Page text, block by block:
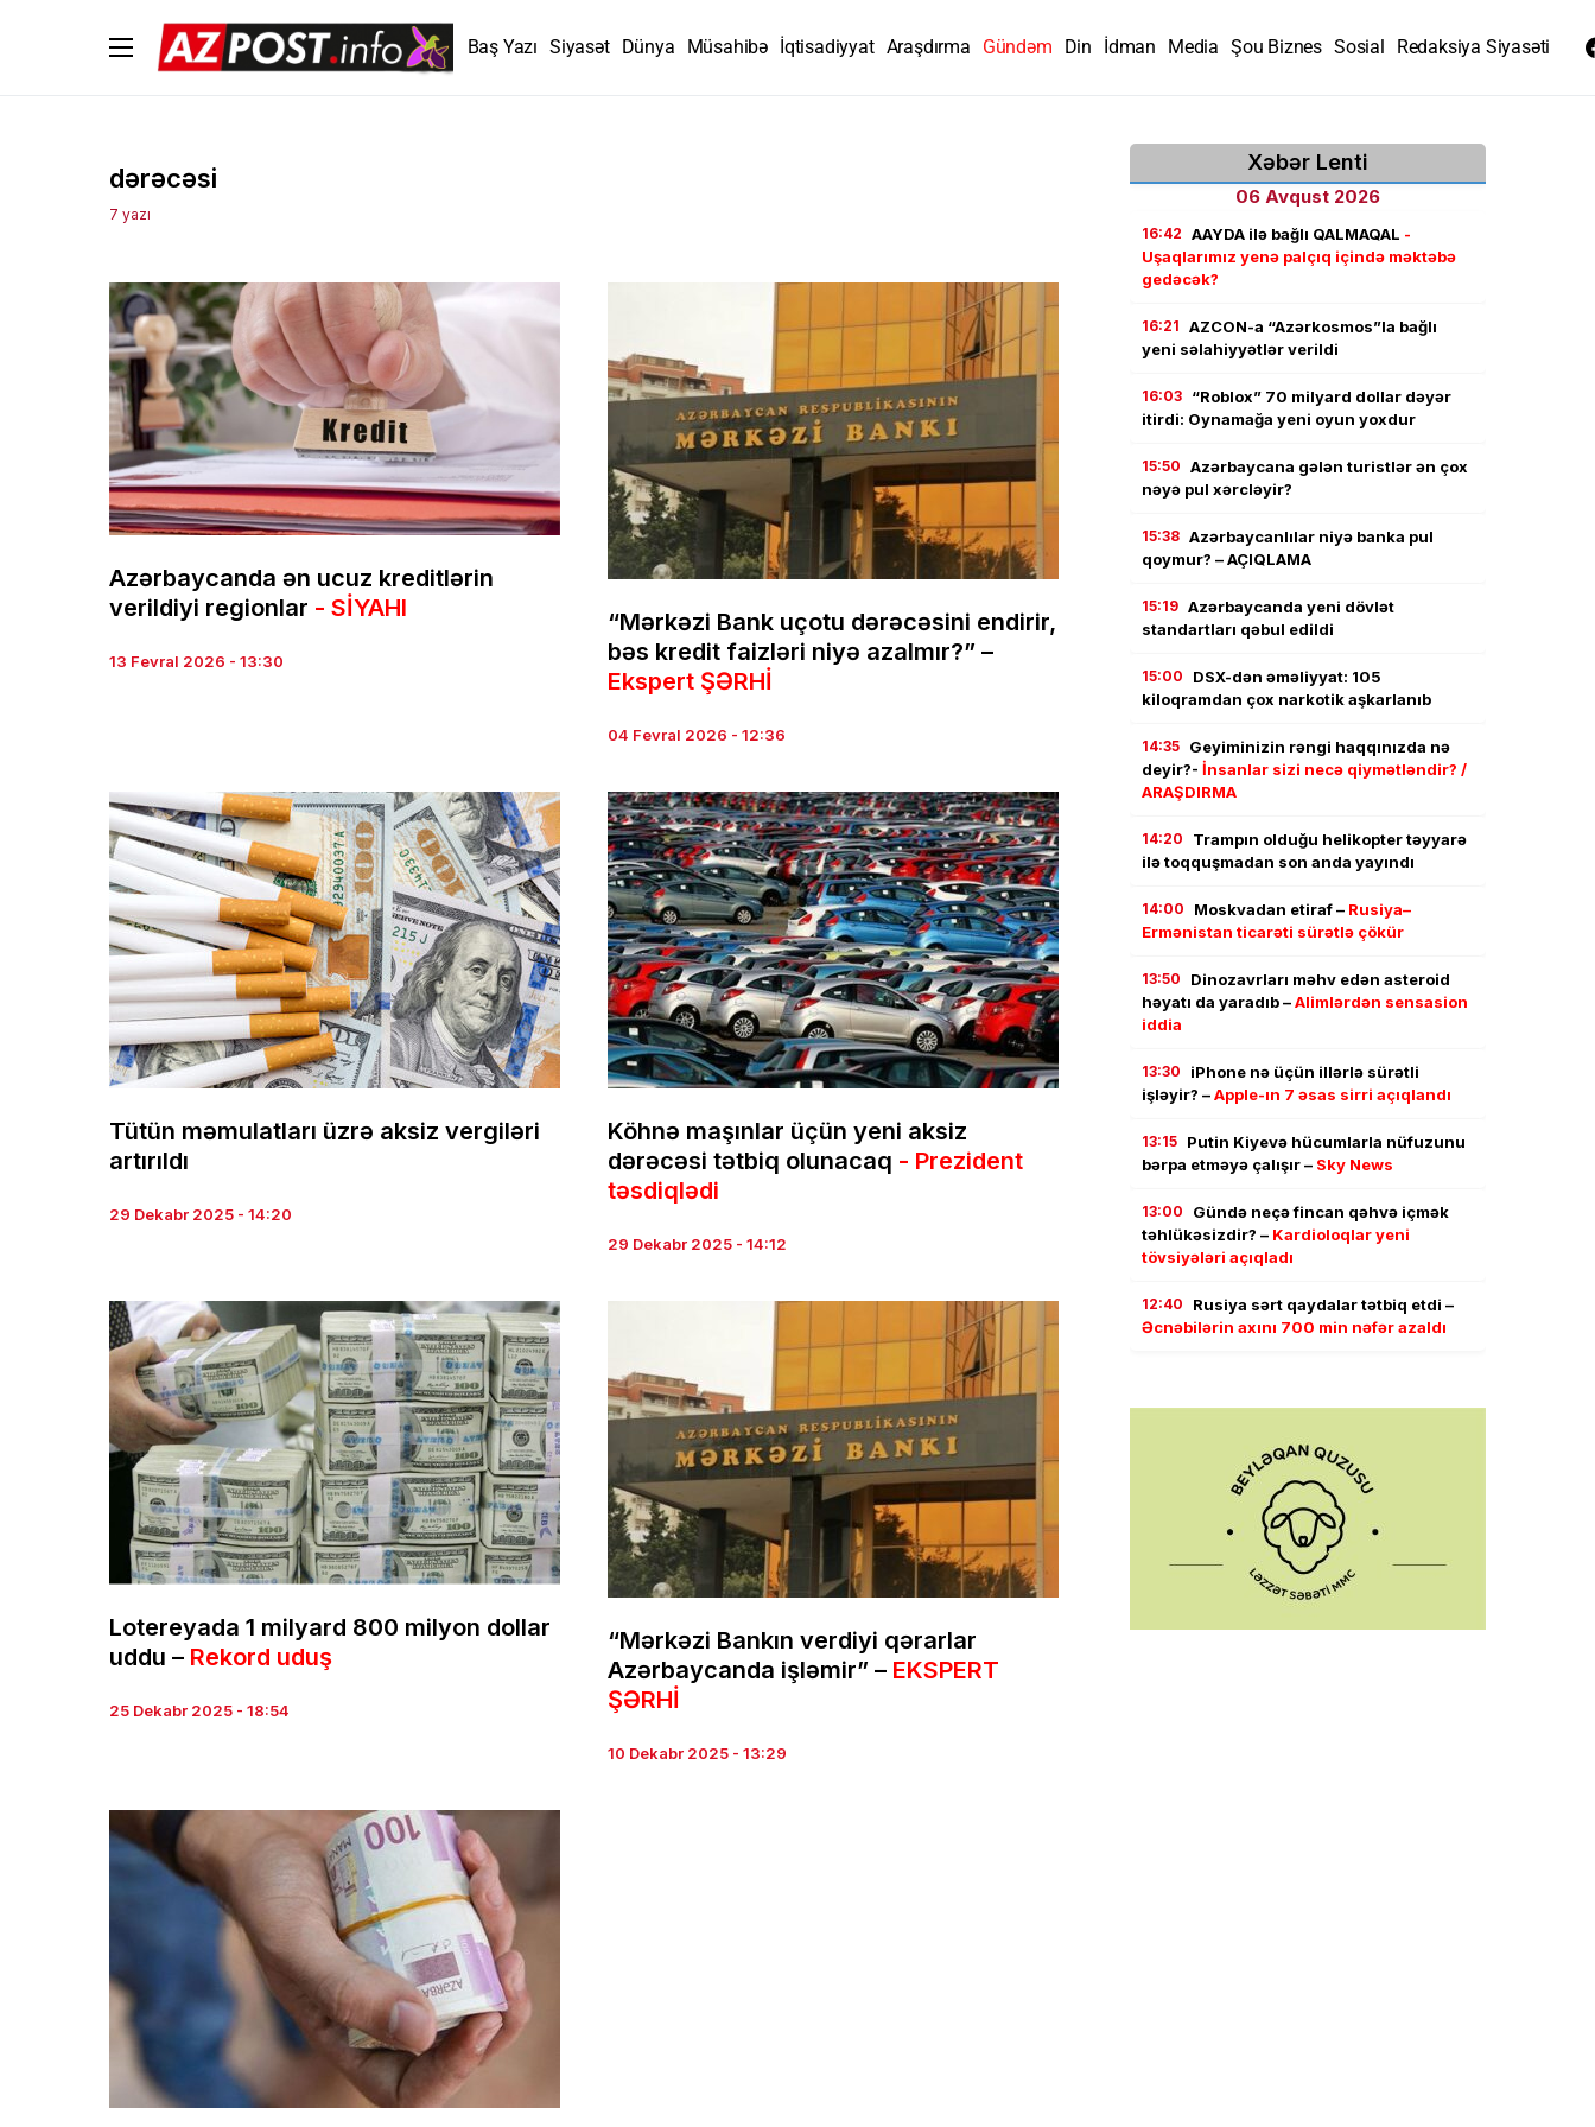
Baş Yazı Siyasət Dünya Müsahibə İqtisadiyyat Araşdırma Gündəm Din İdman Media Şou Biznes Sosial Redaksiya Siyasəti
dərəcəsi
7 yazı
Azərbaycanda ən ucuz kreditlərin
verildiyi regionlar - SİYAHI
13 Fevral 2026 - 13:30
“Mərkəzi Bank uçotu dərəcəsini endirir,
bəs kredit faizləri niyə azalmır?” –
Ekspert ŞƏRHİ
04 Fevral 2026 - 12:36
Tütün məmulatları üzrə aksiz vergiləri
artırıldı
29 Dekabr 2025 - 14:20
Köhnə maşınlar üçün yeni aksiz
dərəcəsi tətbiq olunacaq - Prezident
təsdiqlədi
29 Dekabr 2025 - 14:12
Lotereyada 1 milyard 800 milyon dollar
uddu – Rekord uduş
25 Dekabr 2025 - 18:54
“Mərkəzi Bankın verdiyi qərarlar
Azərbaycanda işləmir” – EKSPERT
ŞƏRHİ
10 Dekabr 2025 - 13:29
Xəbər Lenti
06 Avqust 2026
16:42 AAYDA ilə bağlı QALMAQAL -
Uşaqlarımız yenə palçıq içində məktəbə
gedəcək?
16:21 AZCON-a “Azərkosmos”la bağlı
yeni səlahiyyətlər verildi
16:03 “Roblox” 70 milyard dollar dəyər
itirdi: Oynamağa yeni oyun yoxdur
15:50 Azərbaycana gələn turistlər ən çox
nəyə pul xərcləyir?
15:38 Azərbaycanlılar niyə banka pul
qoymur? – AÇIQLAMA
15:19 Azərbaycanda yeni dövlət
standartları qəbul edildi
15:00
DSX-dən əməliyyat: 105
kiloqramdan çox narkotik aşkarlanıb
14:35 Geyiminizin rəngi haqqınızda nə
deyir?- İnsanlar sizi necə qiymətləndir? /
ARAŞDIRMA
14:20
Trampın olduğu helikopter təyyarə
ilə toqquşmadan son anda yayındı
14:00 Moskvadan etiraf – Rusiya–
Ermənistan ticarəti sürətlə çökür
13:50
Dinozavrları məhv edən asteroid
həyatı da yaradıb –Alimlərdən sensasion
iddia
13:30
iPhone nə üçün illərlə sürətli
işləyir? –Apple-ın 7 əsas sirri açıqlandı
13:15 Putin Kiyevə hücumlarla nüfuzunu
bərpa etməyə çalışır – Sky News
13:00
Gündə neçə fincan qəhvə içmək
təhlükəsizdir? – Kardioloqlar yeni
tövsiyələri açıqladı
12:40
Rusiya sərt qaydalar tətbiq etdi –
Əcnəbilərin axını 700 min nəfər azaldı